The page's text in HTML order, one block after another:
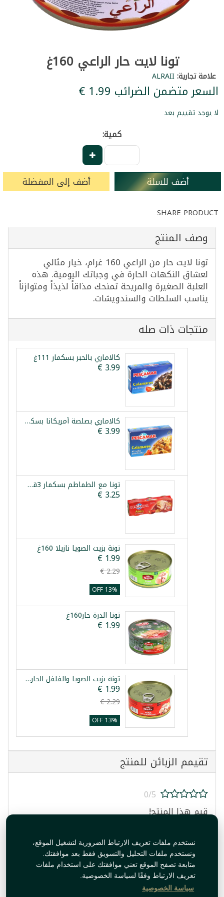
نستخدم ملفات تعريف الارتباط الضرورية لتشغيل الموقع،
ونستخدم ملفات التحليل والتسويق فقط بعد موافقتك.
متابعة تصفح الموقع تعني موافقتك على استخدام ملفات
تعريف الارتباط وفقًا لسياسة الخصوصية.
سياسة الخصوصية
تونا لايت حار الراعي 160غ
علامة تجارية:ALRAII
السعر متضمن الضرائب ‏1.99 €
لا يوجد تقييم بعد
كمية:
أضف للسلة أضف إلى المفضلة
SHARE PRODUCT
وصف المنتج
تونا لايت حار من الراعي 160 غرام، خيار مثالي
لعشاق النكهات الحارة في وجباتك اليومية. هذه
العلبة الصغيرة والمريحة تمنحك مذاقاً لذيذاً ومتوازناً
يناسب السلطات والسندويشات.
منتجات ذات صله
كالاماري بالحبر بسكمار 111غ
كالاماري بصلصة أمريكانا بسكمار 111غ
تونا مع الطماطم بسكمار 3قطع 80غ
تونة بزيت الصويا نازيلا 160غ
13% OFF
تونا الدرة حار160غ
تونة بزيت الصويا والفلفل الحار نازيلا 160غ
13% OFF
تقيمم الزبائن للمنتج
0/5
قيم هذا المنتج!
قيم المنتج